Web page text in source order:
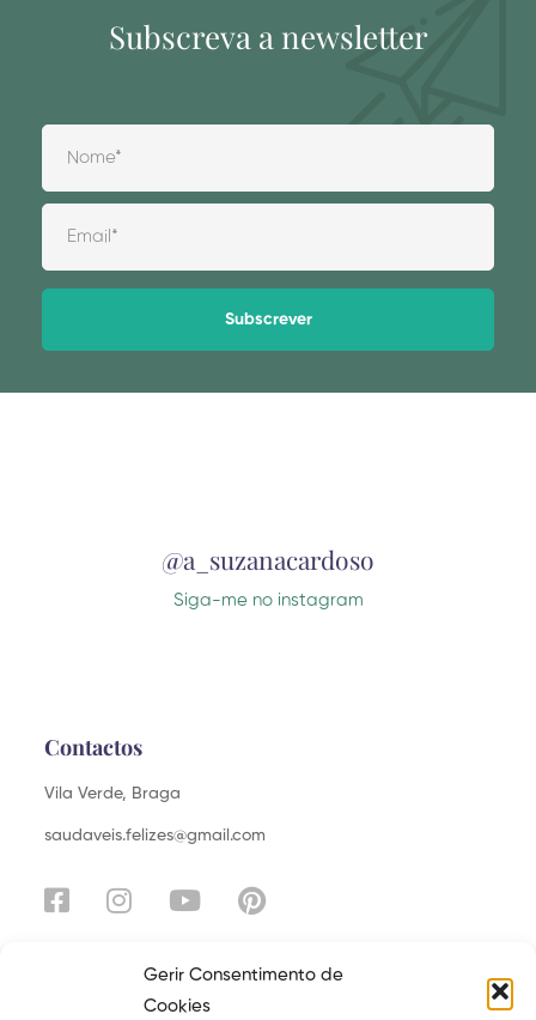
Gerir Consentimento de
Cookies
Subscreva a newsletter
@a_suzanacardoso
Siga-me no instagram
Contactos
Vila Verde, Braga
saudaveis.felizes@gmail.com